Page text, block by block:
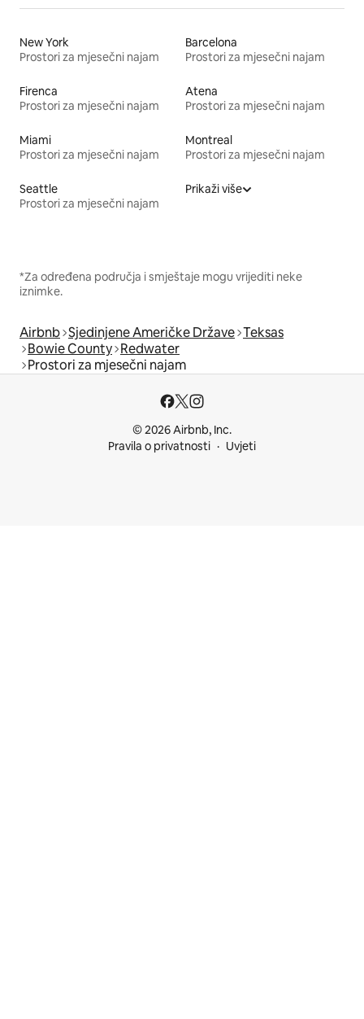
New York
Prostori za mjesečni najam
Barcelona
Prostori za mjesečni najam
Firenca
Prostori za mjesečni najam
Atena
Prostori za mjesečni najam
Miami
Prostori za mjesečni najam
Montreal
Prostori za mjesečni najam
Seattle
Prostori za mjesečni najam
Prikaži više
*Za određena područja i smještaje mogu vrijediti neke
iznimke.
Airbnb Sjedinjene Američke Države Teksas
Bowie County Redwater
Prostori za mjesečni najam
© 2026 Airbnb, Inc.
Pravila o privatnosti
Uvjeti